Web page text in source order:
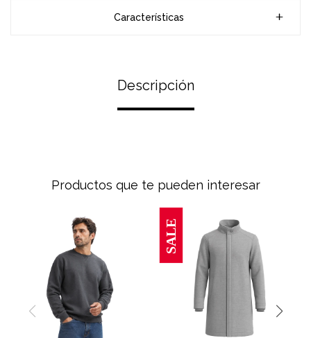
Características
Descripción
Productos que te pueden interesar